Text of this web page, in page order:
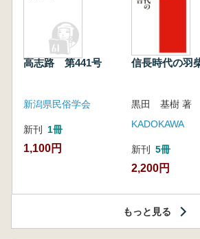
高志路 第441号
新潟県民俗学会
新刊 1冊
1,100円
信長時代の羽
黒田 基樹 著
KADOKAWA
新刊 5冊
2,200円
もっと見る